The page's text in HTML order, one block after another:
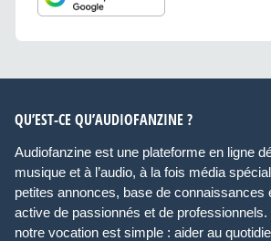
QU’EST-CE QU’AUDIOFANZINE ?
Audiofanzine est une plateforme en ligne
musique et à l’audio, à la fois média
petites annonces, base de connaissances
active de passionnés et de professionnels.
notre vocation est simple : aider au